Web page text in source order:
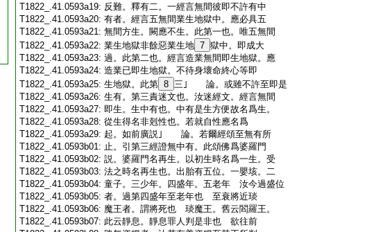
T1822_.41.0593a19: 反難。釋有二。一經言無間彼即不許有中
T1822_.41.0593a20: 有者。經言五無間業生地獄中。應必具五
T1822_.41.0593a21: 無間方生。闕應不生。此第一也。唯五無間
T1822_.41.0593a22: 業生地獄非餘惡業生地 7 獄中。即成大
T1822_.41.0593a23: 過。此第二也。經言造業無間即生地獄。應
T1822_.41.0593a24: 造業已即生地獄。不待身壞命終心等即
T1822_.41.0593a25: 生地獄。此第 8 三｣ 論。或雖不許至即是
T1822_.41.0593a26: 生有。第三責迷文也。汝迷經文。經言無間
T1822_.41.0593a27: 即生。生中有也。中有是生方便故名爲生。
T1822_.41.0593a28: 從生得名非剋性也。若就自性應名爲
T1822_.41.0593a29: 起。如前廣説｣ 論。若爾經頌至無有所
T1822_.41.0593b01: 止。引第三經證無中有。此頌佛爲婆羅門
T1822_.41.0593b02: 説。婆羅門名再生。以初生時名爲一生。受
T1822_.41.0593b03: 法之時名再生也。出胎有五位。一嬰垓。二
T1822_.41.0593b04: 童子。三少年。四盛年。五老年 汝今過盛位
T1822_.41.0593b05: 者。過第四盛年至老年也 至衰將近琰
T1822_.41.0593b06: 魔王者。謂將死也 琰魔王。舊云閻羅王。
T1822_.41.0593b07: 此云靜息。靜息罪人判是非也 欲往前